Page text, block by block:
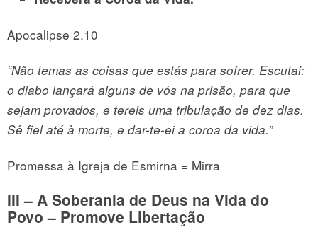
Apocalipse 2.10
“Não temas as coisas que estás para sofrer. Escutai:
o diabo lançará alguns de vós na prisão, para que
sejam provados, e tereis uma tribulação de dez dias.
Sê fiel até à morte, e dar-te-ei a coroa da vida.”
Promessa à Igreja de Esmirna = Mirra
III – A Soberania de Deus na Vida do
Povo – Promove Libertação